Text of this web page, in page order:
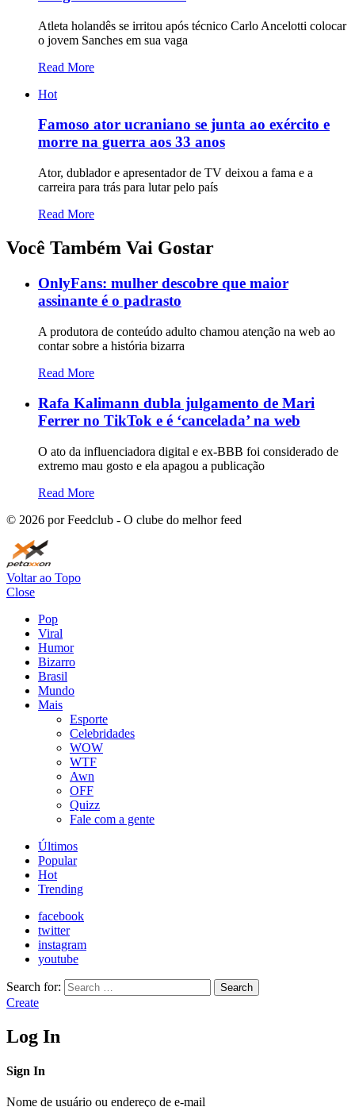
Atleta holandês se irritou após técnico Carlo Ancelotti colocar
o jovem Sanches em sua vaga
Read More
Hot
Famoso ator ucraniano se junta ao exército e
morre na guerra aos 33 anos
Ator, dublador e apresentador de TV deixou a fama e a
carreira para trás para lutar pelo país
Read More
Você Também Vai Gostar
OnlyFans: mulher descobre que maior
assinante é o padrasto
A produtora de conteúdo adulto chamou atenção na web ao
contar sobre a história bizarra
Read More
Rafa Kalimann dubla julgamento de Mari
Ferrer no TikTok e é ‘cancelada’ na web
O ato da influenciadora digital e ex-BBB foi considerado de
extremo mau gosto e ela apagou a publicação
Read More
© 2026 por Feedclub - O clube do melhor feed
Voltar ao Topo
Close
Pop
Viral
Humor
Bizarro
Brasil
Mundo
Mais
Esporte
Celebridades
WOW
WTF
Awn
OFF
Quizz
Fale com a gente
Últimos
Popular
Hot
Trending
facebook
twitter
instagram
youtube
Search for: Search
Create
Log In
Sign In
Nome de usuário ou endereço de e-mail